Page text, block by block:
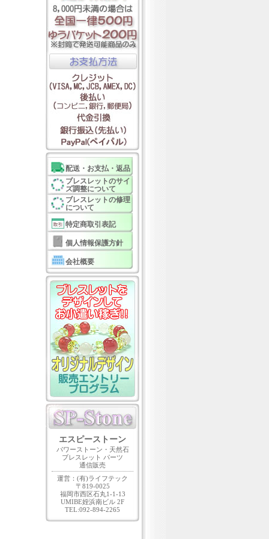
配送・お支払・返品
ブレスレットのサイ
ズ調整について
ブレスレットの修理
について
特定商取引表記
個人情報保護方針
会社概要
エスピーストーン
パワーストーン・天然石
ブレスレット パーツ
通信販売
運営：(有)ライフテック
〒819-0025
福岡市西区石丸1-1-13
UMIBE姪浜南ビル 2F
TEL:092-894-2265